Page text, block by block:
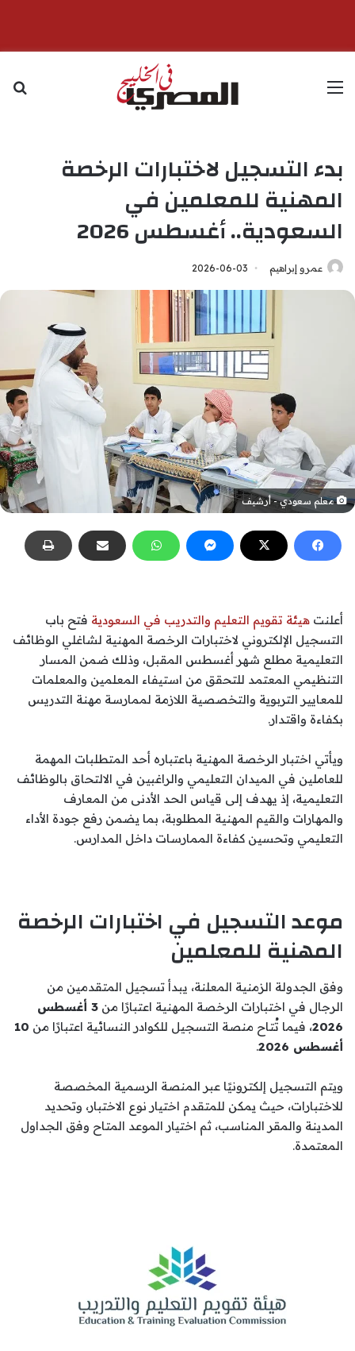
القائمة
بدء التسجيل لاختبارات الرخصة
المهنية للمعلمين في
السعودية.. أغسطس 2026
عمرو إبراهيم 2026-06-03
معلم سعودي - أرشيف
أعلنت هيئة تقويم التعليم والتدريب في السعودية فتح باب
التسجيل الإلكتروني لاختبارات الرخصة المهنية لشاغلي الوظائف
التعليمية مطلع شهر أغسطس المقبل، وذلك ضمن المسار
التنظيمي المعتمد للتحقق من استيفاء المعلمين والمعلمات
للمعايير التربوية والتخصصية اللازمة لممارسة مهنة التدريس
بكفاءة واقتدار.
ويأتي اختبار الرخصة المهنية باعتباره أحد المتطلبات المهمة
للعاملين في الميدان التعليمي والراغبين في الالتحاق بالوظائف
التعليمية، إذ يهدف إلى قياس الحد الأدنى من المعارف
والمهارات والقيم المهنية المطلوبة، بما يضمن رفع جودة الأداء
التعليمي وتحسين كفاءة الممارسات داخل المدارس.
موعد التسجيل في اختبارات الرخصة
المهنية للمعلمين
وفق الجدولة الزمنية المعلنة، يبدأ تسجيل المتقدمين من
الرجال في اختبارات الرخصة المهنية اعتبارًا من
3 أغسطس
2026، فيما تُتاح منصة التسجيل للكوادر النسائية اعتبارًا من 10
أغسطس 2026
.
ويتم التسجيل إلكترونيًا عبر المنصة الرسمية المخصصة
للاختبارات، حيث يمكن للمتقدم اختيار نوع الاختبار، وتحديد
المدينة والمقر المناسب، ثم اختيار الموعد المتاح وفق الجداول
المعتمدة.